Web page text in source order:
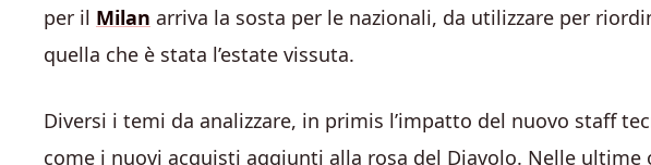
per il Milan arriva la sosta per le nazionali, da utilizzare per
quella che è stata l’estate vissuta.
Diversi i temi da analizzare, in primis l’impatto del nuovo staff
come i nuovi acquisti aggiunti alla rosa del Diavolo. Nelle